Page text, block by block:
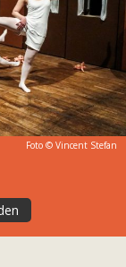
Foto © Vincent Stefan